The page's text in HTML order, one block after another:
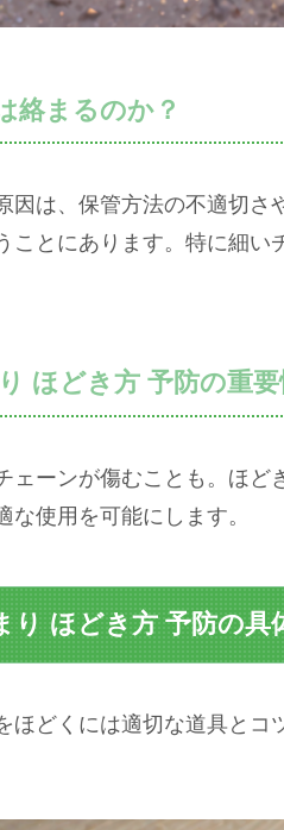
絡まるのか？
因は、保管方法の不適切さ
ことにあります。特に細
ほどき方 予防の重
ェーンが傷むことも。ほど
使用を可能にします。
り ほどき方 予防の具
ほどくには適切な道具とコ